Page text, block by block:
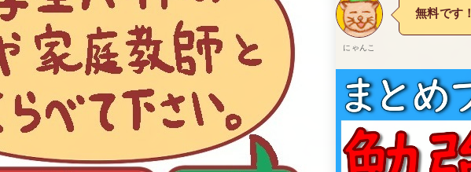
にゃんこ
無料です！